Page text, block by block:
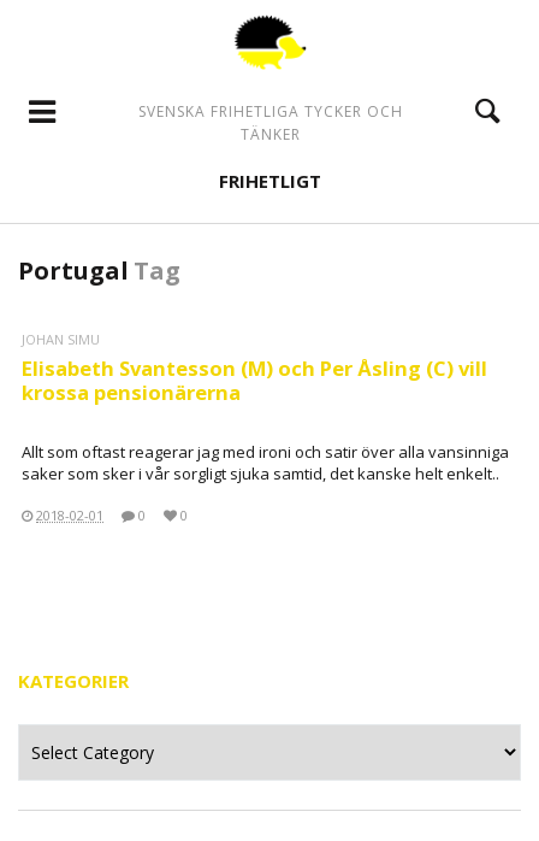
SVENSKA FRIHETLIGA TYCKER OCH
TÄNKER
FRIHETLIGT
Portugal Tag
JOHAN SIMU
Elisabeth Svantesson (M) och Per Åsling (C) vill
krossa pensionärerna
Allt som oftast reagerar jag med ironi och satir över alla vansinniga
saker som sker i vår sorgligt sjuka samtid, det kanske helt enkelt..
2018-02-01 0 0
KATEGORIER